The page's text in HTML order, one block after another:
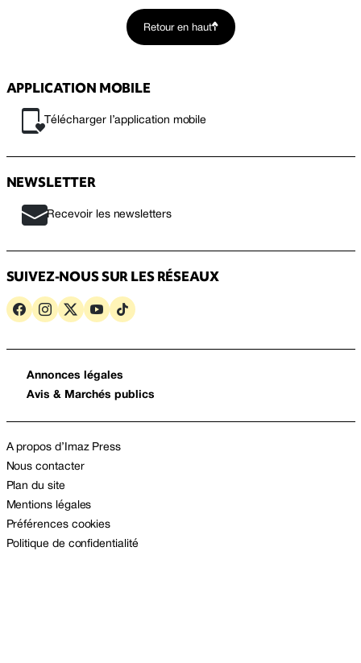
Retour en haut
APPLICATION MOBILE
Télécharger l’application mobile
NEWSLETTER
Recevoir les newsletters
SUIVEZ-NOUS SUR LES RÉSEAUX
Annonces légales
Avis & Marchés publics
A propos d’Imaz Press
Nous contacter
Plan du site
Mentions légales
Préférences cookies
Politique de confidentialité